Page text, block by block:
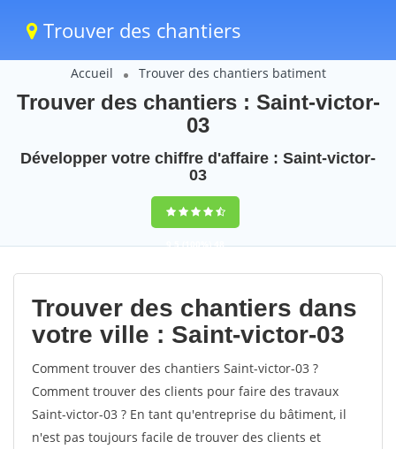
Trouver des chantiers
Accueil Trouver des chantiers batiment
Trouver des chantiers : Saint-victor-
03
Développer votre chiffre d'affaire : Saint-victor-
03
9,5(100%)48
votes
Trouver des chantiers dans
votre ville : Saint-victor-03
Comment trouver des chantiers Saint-victor-03 ?
Comment trouver des clients pour faire des travaux
Saint-victor-03 ? En tant qu'entreprise du bâtiment, il
n'est pas toujours facile de trouver des clients et